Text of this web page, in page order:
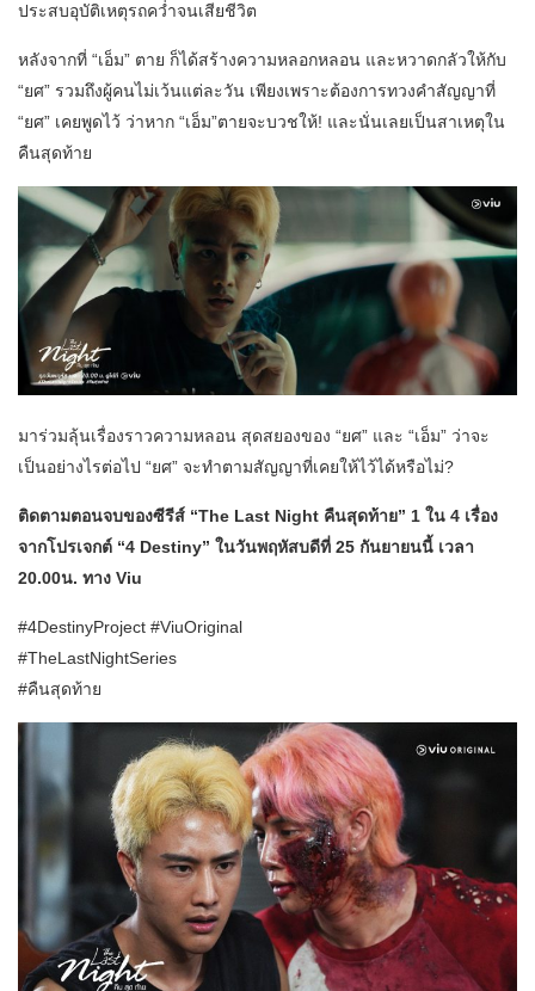
ประสบอุบัติเหตุรถคว่ำจนเสียชีวิต
หลังจากที่ “เอ็ม” ตาย ก็ได้สร้างความหลอกหลอน และหวาดกลัวให้กับ
“ยศ” รวมถึงผู้คนไม่เว้นแต่ละวัน เพียงเพราะต้องการทวงคำสัญญาที่
“ยศ” เคยพูดไว้ ว่าหาก “เอ็ม”ตายจะบวชให้! และนั่นเลยเป็นสาเหตุใน
คืนสุดท้าย
มาร่วมลุ้นเรื่องราวความหลอน สุดสยองของ “ยศ” และ “เอ็ม” ว่าจะ
เป็นอย่างไรต่อไป “ยศ” จะทำตามสัญญาที่เคยให้ไว้ได้หรือไม่?
ติดตามตอนจบของซีรีส์ “The Last Night คืนสุดท้าย” 1 ใน 4 เรื่อง
จากโปรเจกต์ “4 Destiny” ในวันพฤหัสบดีที่ 25 กันยายนนี้ เวลา
20.00น. ทาง Viu
#4DestinyProject #ViuOriginal
#TheLastNightSeries
#คืนสุดท้าย